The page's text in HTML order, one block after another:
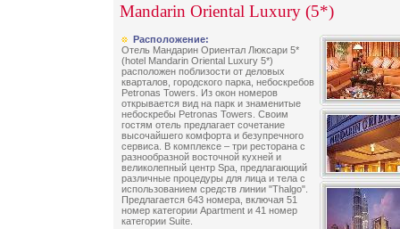
Mandarin Oriental Luxury (5*)
Расположение:
Отель Мандарин Ориентал Люксари 5*
(hotel Mandarin Oriental Luxury 5*)
расположен поблизости от деловых
кварталов, городского парка, небоскребов
Petronas Towers. Из окон номеров
открывается вид на парк и знаменитые
небоскребы Petronas Towers. Своим
гостям отель предлагает сочетание
высочайшего комфорта и безупречного
сервиса. В комплексе – три ресторана с
разнообразной восточной кухней и
великолепный центр Spa, предлагающий
различные процедуры для лица и тела с
использованием средств линии "Thalgo".
Предлагается 643 номера, включая 51
номер категории Apartment и 41 номер
категории Suite.